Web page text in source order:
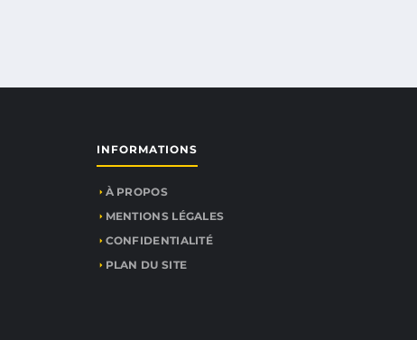
INFORMATIONS
À PROPOS
MENTIONS LÉGALES
CONFIDENTIALITÉ
PLAN DU SITE